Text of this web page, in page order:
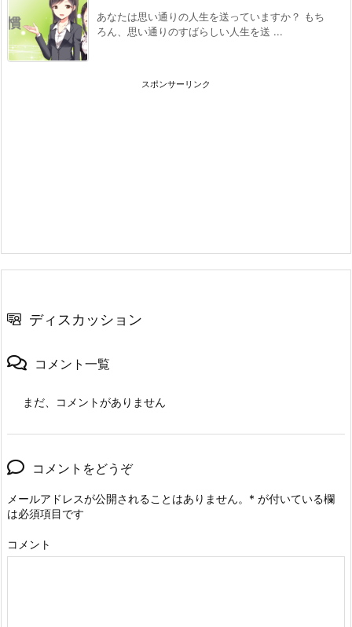
あなたは思い通りの人生を送っていますか？ もち
ろん、思い通りのすばらしい人生を送 ...
スポンサーリンク
ディスカッション
コメント一覧
まだ、コメントがありません
コメントをどうぞ
メールアドレスが公開されることはありません。 * が付いている欄
は必須項目です
コメント